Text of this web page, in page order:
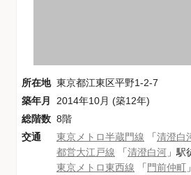
所在地 東京都江東区平野1-2-7
築年月
2014年10月 (築12年)
総階数 8階
交通
東京メトロ半蔵門線 「清澄白
都営大江戸線 「清澄白河 」駅
東京メトロ東西線 「門前仲町